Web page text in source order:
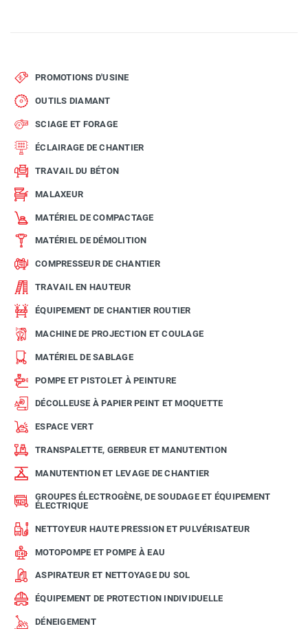
PROMOTIONS D'USINE
OUTILS DIAMANT
SCIAGE ET FORAGE
ÉCLAIRAGE DE CHANTIER
TRAVAIL DU BÉTON
MALAXEUR
MATÉRIEL DE COMPACTAGE
MATÉRIEL DE DÉMOLITION
COMPRESSEUR DE CHANTIER
TRAVAIL EN HAUTEUR
ÉQUIPEMENT DE CHANTIER ROUTIER
MACHINE DE PROJECTION ET COULAGE
MATÉRIEL DE SABLAGE
POMPE ET PISTOLET À PEINTURE
DÉCOLLEUSE À PAPIER PEINT ET MOQUETTE
ESPACE VERT
TRANSPALETTE, GERBEUR ET MANUTENTION
MANUTENTION ET LEVAGE DE CHANTIER
GROUPES ÉLECTROGÈNE, DE SOUDAGE ET ÉQUIPEMENT
ÉLECTRIQUE
NETTOYEUR HAUTE PRESSION ET PULVÉRISATEUR
MOTOPOMPE ET POMPE À EAU
ASPIRATEUR ET NETTOYAGE DU SOL
ÉQUIPEMENT DE PROTECTION INDIVIDUELLE
DÉNEIGEMENT